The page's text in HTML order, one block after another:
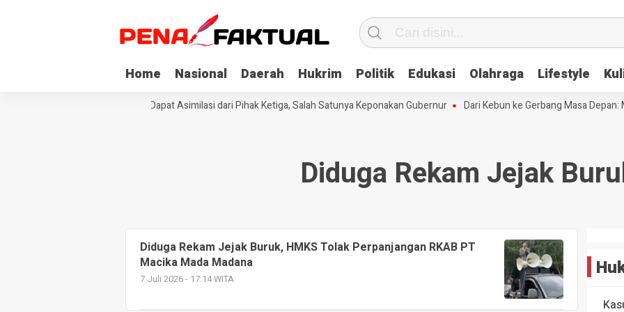
Home Nasional Daerah Hukrim Politik Edukasi Olahraga Lifestyle
Tiga Napi Korupsi di Sultra Dapat Asimilasi dari Pihak Ketiga, Salah Satunya Keponakan Gubernur Dari Kebun ke Gerbang Masa Depan:
Diduga Rekam Jejak
Diduga Rekam Jejak Buruk, HMKS Tolak Perpanjangan RKAB PT
Macika Mada Madana
7 Juli 2026 - 17:14 WITA